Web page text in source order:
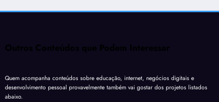
Outros Conteúdos que Podem Interessar
Quem acompanha conteúdos sobre educação, internet, negócios digitais e
desenvolvimento pessoal provavelmente também vai gostar dos projetos listados
abaixo.